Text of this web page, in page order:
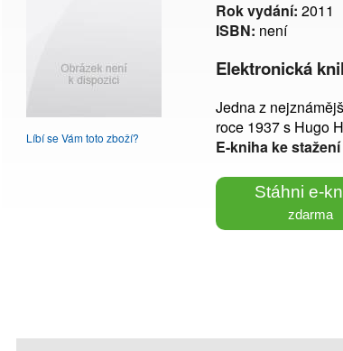
Líbí se Vám toto zboží?
Rok vydání: 2011
ISBN: není
Elektronická
Jedna z
roce 1937 s Hugo
E-kniha ke
Stáhni e-
zdarma